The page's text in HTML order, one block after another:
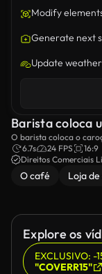
Modify
Generate next
Update
Barista coloca
O barista coloca o
6.7s
24 FPS
16:9
Direitos Comerciais
O café Loja
Explore os
EXCLUSIVO: -
"COVERR15"